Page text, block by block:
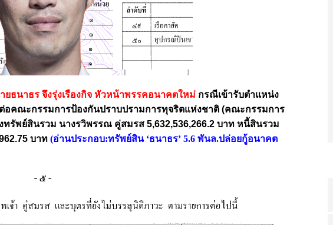
ยธนาธร จึงรุ่งเรืองกิจ หัวหน้าพรรคอนาคตใหม่ กรณีเข้ารับตำแหน่ง
อคณะกรรมการป้องกันปราบปรามการทุจริตแห่งชาติ (คณะกรรมการ
ทรัพย์สินรวม นางรวิพรรณ คู่สมรส 5,632,536,266.2 บาท หนี้สินรวม
บาท (อ่านประกอบ:ทรัพย์สิน ‘ธนาธร’ 5.6 พันล.ปล่อยกู้อนาคต